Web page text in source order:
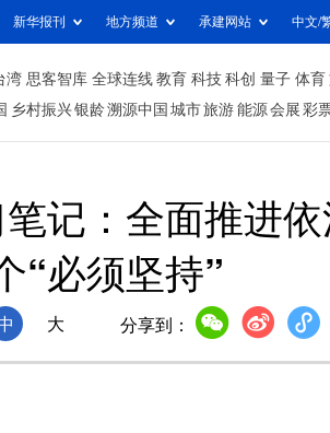
新华报刊 地方频道 承建网站 中文/
湾 思客智库 全球连线 教育 科技 科创 量子 体育
乡村振兴银龄溯源中国 城市旅游 能源 会展 彩
笔记：全面推进
“必须坚持”
大 分享到：